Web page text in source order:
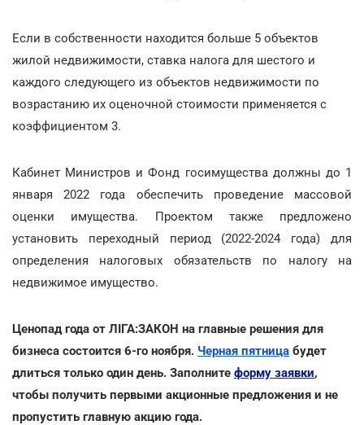
Если в собственности находится больше 5 объектов
жилой недвижимости, ставка налога для шестого и
каждого следующего из объектов недвижимости по
возрастанию их оценочной стоимости применяется с
коэффициентом 3.
Кабинет Министров и Фонд госимущества должны до 1
января 2022 года обеспечить проведение массовой
оценки имущества. Проектом также предложено
установить переходный период (2022-2024 года) для
определения налоговых обязательств по налогу на
недвижимое имущество.
Ценопад года от ЛІГА:ЗАКОН на главные решения для
бизнеса состоится 6-го ноября. Черная пятница будет
длиться только один день. Заполните форму заявки,
чтобы получить первыми акционные предложения и не
пропустить главную акцию года.